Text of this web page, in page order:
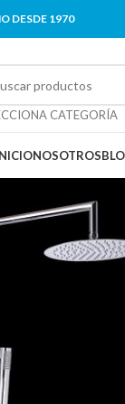
DESDE 1970
CATEGORÍA
NOSOTROS